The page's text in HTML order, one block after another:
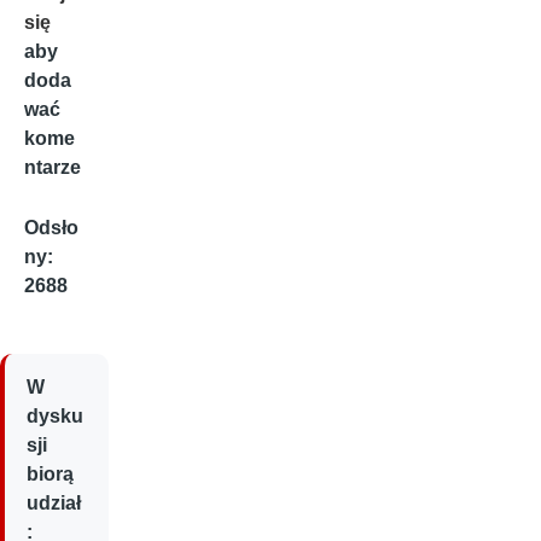
się
aby
doda
wać
kome
ntarze
Odsło
ny:
2688
W
dysku
sji
biorą
udział
: